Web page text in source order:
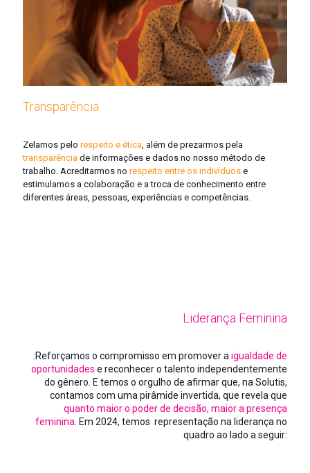
Transparência
Zelamos pelo respeito e ética , além de prezarmos pela
transparência de informações e dados no nosso método de
trabalho. Acreditarmos no respeito entre os indivíduos e
estimulamos a colaboração e a troca de conhecimento entre
diferentes áreas, pessoas, experiências e competências.
Liderança Feminina
:Reforçamos o compromisso em promover a igualdade de
oportunidades e reconhecer o talento independentemente
do gênero. E temos o orgulho de afirmar que, na Solutis,
contamos com uma pirâmide invertida, que revela que
quanto maior o poder de decisão, maior a presença
feminina . Em 2024, temos representação na liderança no
quadro ao lado a seguir: